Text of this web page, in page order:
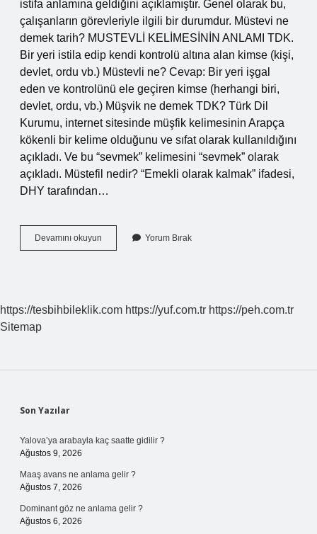
istifa anlamına geldiğini açıklamıştır. Genel olarak bu,
çalışanların görevleriyle ilgili bir durumdur. Müstevi ne
demek tarih? MUSTEVLİ KELİMESİNİN ANLAMI TDK.
Bir yeri istila edip kendi kontrolü altına alan kimse (kişi,
devlet, ordu vb.) Müstevli ne? Cevap: Bir yeri işgal
eden ve kontrolünü ele geçiren kimse (herhangi biri,
devlet, ordu, vb.) Müşvik ne demek TDK? Türk Dil
Kurumu, internet sitesinde müşfik kelimesinin Arapça
kökenli bir kelime olduğunu ve sıfat olarak kullanıldığını
açıkladı. Ve bu “sevmek” kelimesini “sevmek” olarak
açıkladı. Müstefil nedir? “Emekli olarak kalmak” ifadesi,
DHY tarafından…
Devamını okuyun
Ne
Yorum Bırak
https://tesbihbileklik.com https://yuf.com.tr https://peh.com.tr
Sitemap
Sidebar
Son Yazılar
Yalova’ya arabayla kaç saatte gidilir ?
Ağustos 9, 2026
Maaş avans ne anlama gelir ?
Ağustos 7, 2026
Dominant göz ne anlama gelir ?
Ağustos 6, 2026